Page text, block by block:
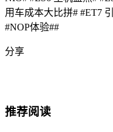
用车成本大比拼# #ET7
#NOP体验##
分享
推荐阅读